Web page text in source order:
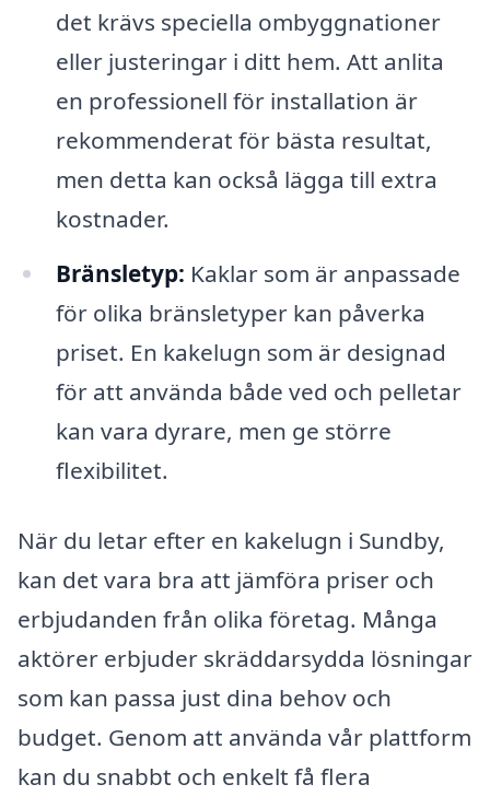
det krävs speciella ombyggnationer
eller justeringar i ditt hem. Att anlita
en professionell för installation är
rekommenderat för bästa resultat,
men detta kan också lägga till extra
kostnader.
Bränsletyp: Kaklar som är anpassade
för olika bränsletyper kan påverka
priset. En kakelugn som är designad
för att använda både ved och pelletar
kan vara dyrare, men ge större
flexibilitet.
När du letar efter en kakelugn i Sundby,
kan det vara bra att jämföra priser och
erbjudanden från olika företag. Många
aktörer erbjuder skräddarsydda lösningar
som kan passa just dina behov och
budget. Genom att använda vår plattform
kan du snabbt och enkelt få flera